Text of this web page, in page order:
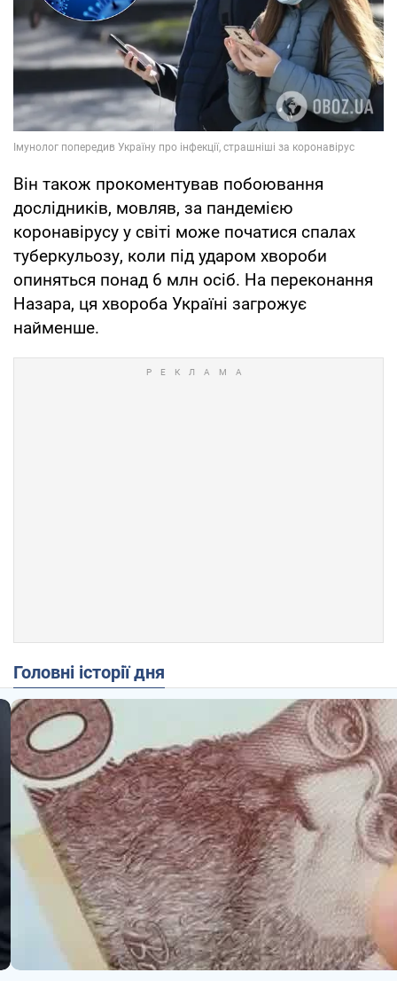
Він також прокоментував побоювання
дослідників, мовляв, за пандемією
коронавірусу у світі може початися спалах
туберкульозу, коли під ударом хвороби
опиняться понад 6 млн осіб. На переконання
Назара, ця хвороба Україні загрожує
найменше.
Головні історії дня